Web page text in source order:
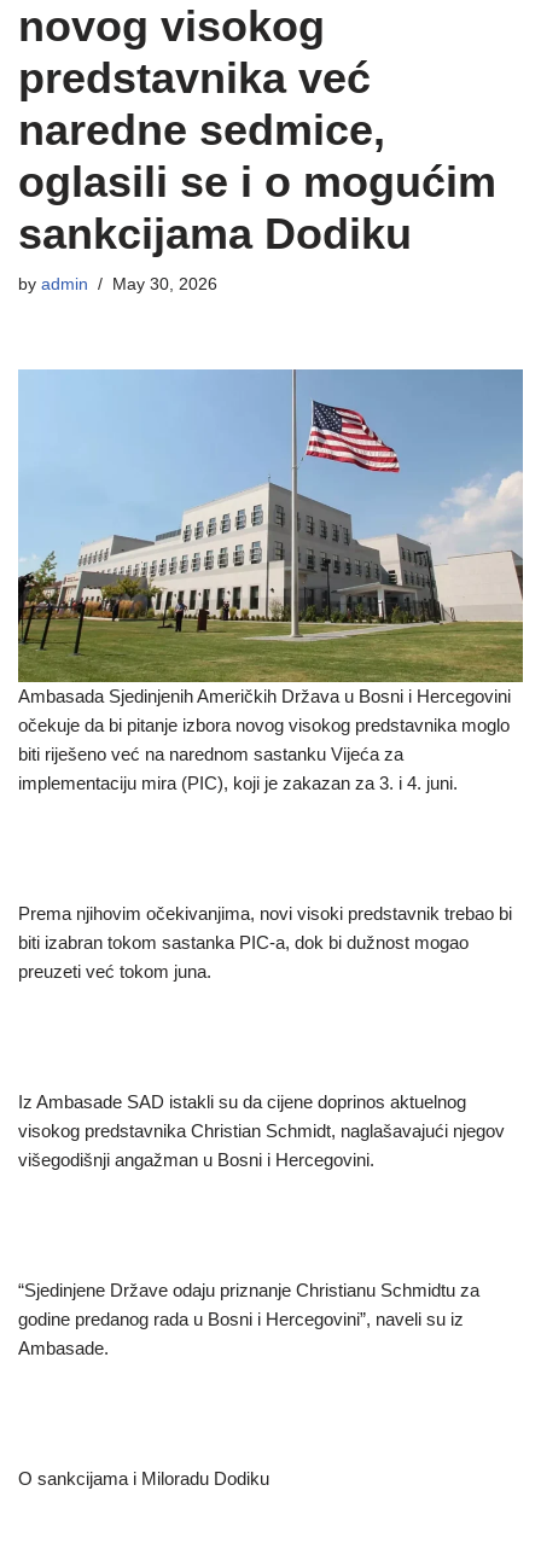
novog visokog
predstavnika već
naredne sedmice,
oglasili se i o mogućim
sankcijama Dodiku
by admin May 30, 2026
Ambasada Sjedinjenih Američkih Država u Bosni i Hercegovini
očekuje da bi pitanje izbora novog visokog predstavnika moglo
biti riješeno već na narednom sastanku Vijeća za
implementaciju mira (PIC), koji je zakazan za 3. i 4. juni.
Prema njihovim očekivanjima, novi visoki predstavnik trebao bi
biti izabran tokom sastanka PIC-a, dok bi dužnost mogao
preuzeti već tokom juna.
Iz Ambasade SAD istakli su da cijene doprinos aktuelnog
visokog predstavnika Christian Schmidt, naglašavajući njegov
višegodišnji angažman u Bosni i Hercegovini.
“Sjedinjene Države odaju priznanje Christianu Schmidtu za
godine predanog rada u Bosni i Hercegovini”, naveli su iz
Ambasade.
O sankcijama i Miloradu Dodiku